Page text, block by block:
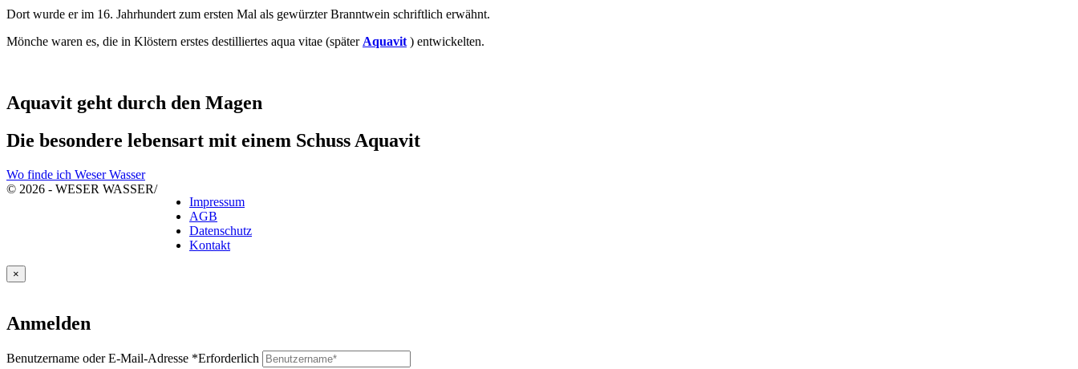
Dort wurde er im 16. Jahrhundert zum ersten Mal als gewürzter Branntwein schriftlich erwähnt.
Mönche waren es, die in Klöstern erstes destilliertes aqua vitae (später Aquavit ) entwickelten.
Aquavit geht durch den Magen
Die besondere lebensart mit einem Schuss Aquavit
Wo finde ich Weser Wasser
© 2026 - WESER WASSER/
Impressum
AGB
Datenschutz
Kontakt
×
Anmelden
Benutzername oder E-Mail-Adresse *Erforderlich